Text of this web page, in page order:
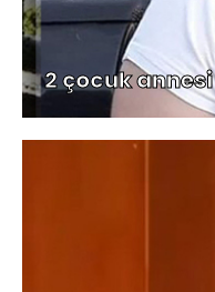
2 çocuk